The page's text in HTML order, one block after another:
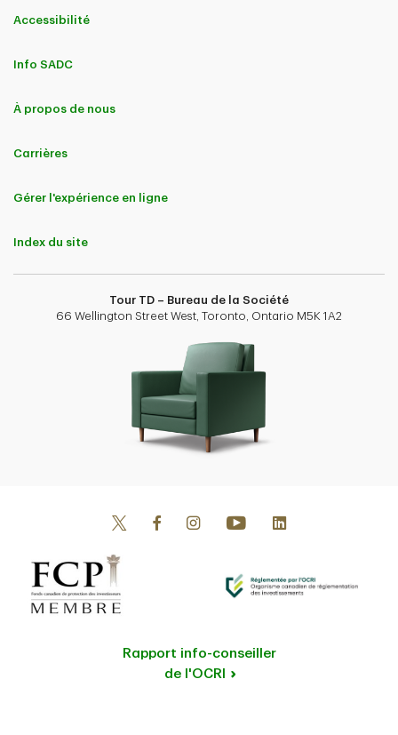
Accessibilité
Info SADC
À propos de nous
Carrières
Gérer l'expérience en ligne
Index du site
Tour TD – Bureau de la Société
66 Wellington Street West, Toronto, Ontario M5K 1A2
Rapport info-conseiller
de l'OCRI